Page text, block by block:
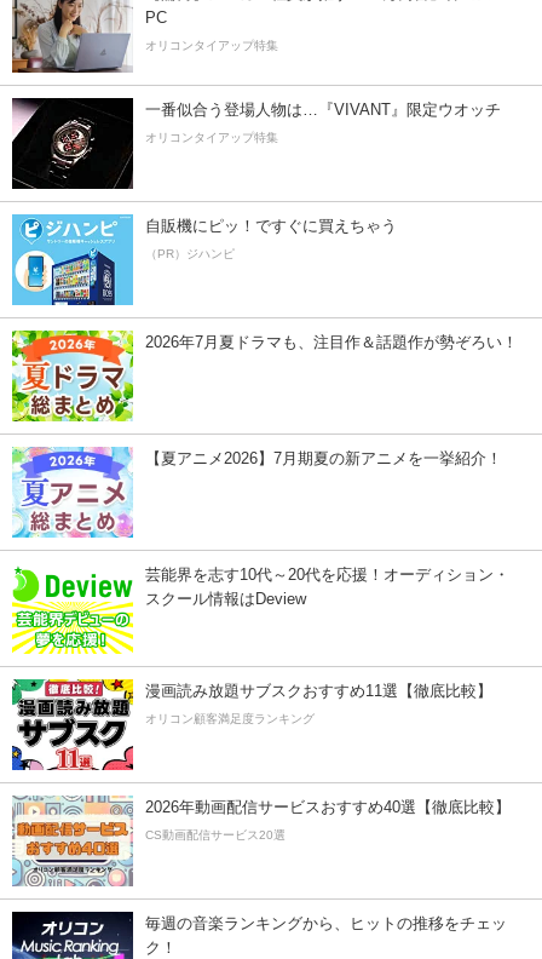
PC
オリコンタイアップ特集
一番似合う登場人物は…『VIVANT』限定ウオッチ
オリコンタイアップ特集
自販機にピッ！ですぐに買えちゃう
（PR）ジハンピ
2026年7月夏ドラマも、注目作＆話題作が勢ぞろい！
【夏アニメ2026】7月期夏の新アニメを一挙紹介！
芸能界を志す10代～20代を応援！オーディション・
スクール情報はDeview
漫画読み放題サブスクおすすめ11選【徹底比較】
オリコン顧客満足度ランキング
2026年動画配信サービスおすすめ40選【徹底比較】
CS動画配信サービス20選
毎週の音楽ランキングから、ヒットの推移をチェッ
ク！